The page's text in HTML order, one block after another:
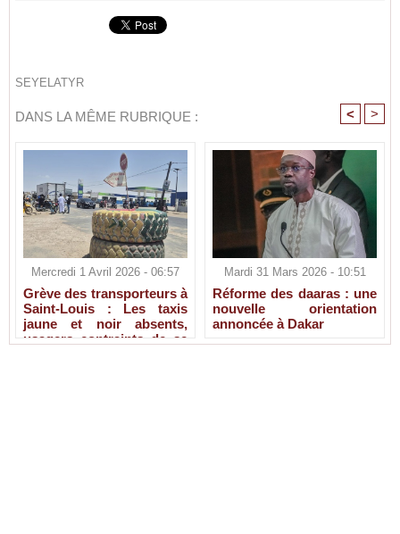
SEYELATYR
DANS LA MÊME RUBRIQUE : < >
Mercredi 1 Avril 2026 - 06:57
Grève des transporteurs à
Saint-Louis : Les taxis
jaune et noir absents,
usagers contraints de se
Mardi 31 Mars 2026 - 10:51
Réforme des daaras : une
nouvelle orientation
annoncée à Dakar